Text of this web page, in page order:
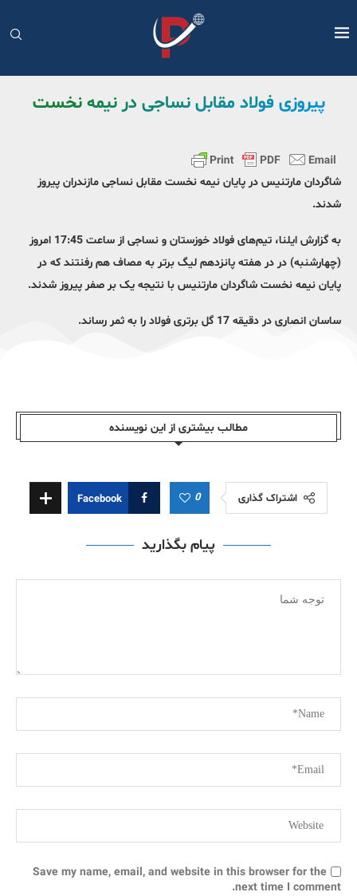
پیروزی فولاد مقابل نساجی در نیمه نخست
شاگردان مارتنیس در پایان نیمه نخست مقابل نساجی مازندران پیروز
شدند.
به گزارش ایلنا، تیم‌های فولاد خوزستان و نساجی از ساعت 17:45 امروز
(چهارشنبه) در در هفته پانزدهم لیگ برتر به مصاف هم رفنتند که در
پایان نیمه نخست شاگردان مارتنیس با نتیجه یک بر صفر پیروز شدند.
ساسان انصاری در دقیقه 17 گل برتری فولاد را به ثمر رساند.
مطالب بیشتری از این نویسندە
اشتراک گذاری 0
Facebook
پیام بگذارید
Save my name, email, and website in this browser for the
next time I comment.